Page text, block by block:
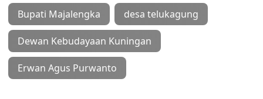
Bupati Majalengka desa telukagung
Dewan Kebudayaan Kuningan
Erwan Agus Purwanto